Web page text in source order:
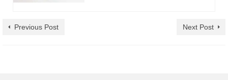
Previous Post Next Post